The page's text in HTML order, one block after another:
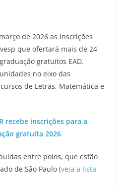
de 2026 as inscrições
que ofertará mais de 24
gratuitos EAD.
no eixo das
de Letras, Matemática e
recebe inscrições para a
gratuita 2026
entre polos, que estão
de São Paulo (veja a lista